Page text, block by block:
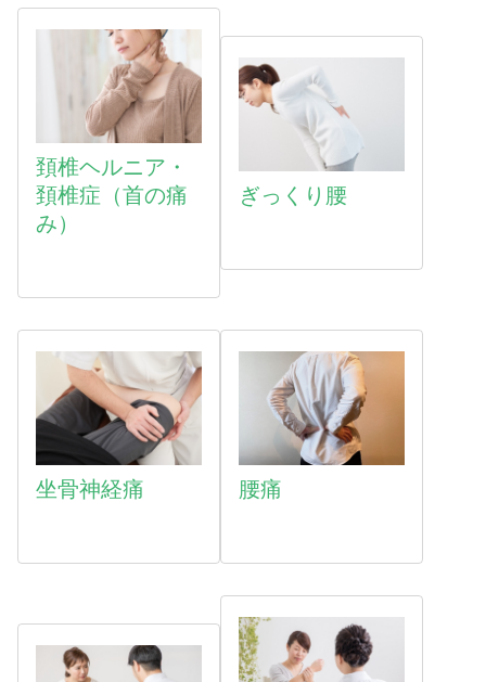
頚椎ヘルニア・
頚椎症（首の痛
み）
ぎっくり腰
坐骨神経痛 腰痛